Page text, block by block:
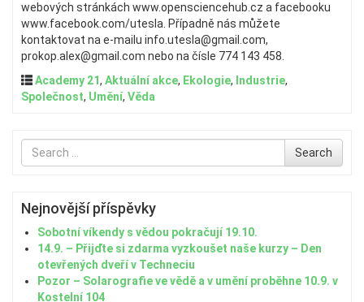
webových stránkách www.opensciencehub.cz a facebooku
www.facebook.com/utesla. Případně nás můžete
kontaktovat na e-mailu info.utesla@gmail.com,
prokop.alex@gmail.com nebo na čísle 774 143 458.
Academy 21, Aktuální akce, Ekologie, Industrie,
Společnost, Umění, Věda
Search
for
Search
Nejnovější příspěvky
Sobotní víkendy s vědou pokračují 19.10.
14.9. – Přijďte si zdarma vyzkoušet naše kurzy – Den
otevřených dveří v Techneciu
Pozor – Solarografie ve vědě a v umění proběhne 10.9. v
Kostelní 104